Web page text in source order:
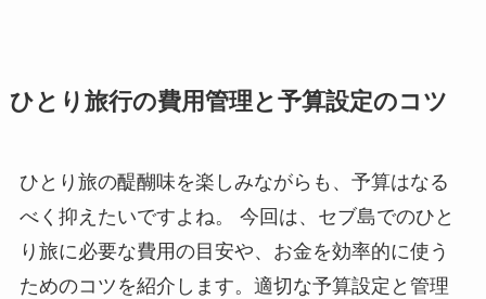
ひとり旅行の費用管理と予算設定のコツ
ひとり旅の醍醐味を楽しみながらも、予算はなる
べく抑えたいですよね。 今回は、セブ島でのひと
り旅に必要な費用の目安や、お金を効率的に使う
ためのコツを紹介します。適切な予算設定と管理